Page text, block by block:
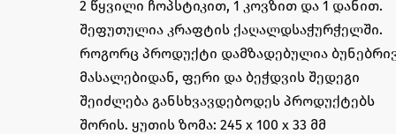
2 წყვილი ჩოპსტიკით, 1 კოვზით და 1 დანით.
შეფუთულია კრაფტის ქაღალდსაჭურჭელში.
როგორც პროდუქტი დამზადებულია
მასალებიდან, ფერი და ბეჭდვის შედეგი
შეიძლება განსხვავდებოდეს პროდუქტებს
შორის. ყუთის ზომა: 245 x 100 x 33 მმ